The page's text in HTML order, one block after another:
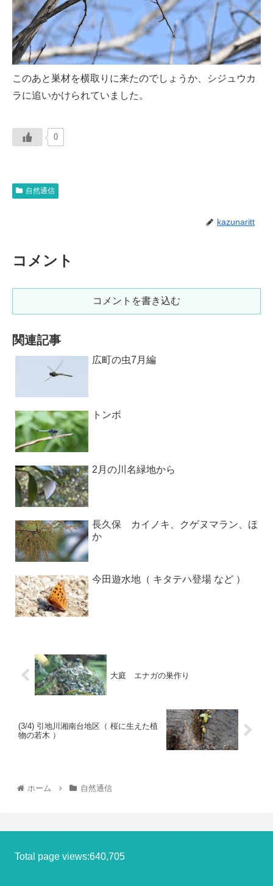
このあと巣材を横取りに来たのでしょうか、シジュウカ
ラに追いかけられていました。
0
自然通信
kazunaritt
コメント
コメントを書き込む
関連記事
広町の虫7月編
トンボ
2月の川名緑地から
長久保 カイノキ、クゲヌマラン、ほ
か
今田遊水地（ キタテハ登場 など ）
大庭 エナガの巣作り
(3/4) 引地川湘南台地区（ 桜に生えた植
物の若木 ）
ホーム 自然通信
Total page views:640,705